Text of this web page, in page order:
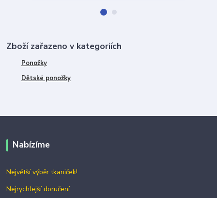
Zboží zařazeno v kategoriích
Ponožky
Dětské ponožky
Nabízíme
Největší výběr tkaniček!
Nejrychlejší doručení